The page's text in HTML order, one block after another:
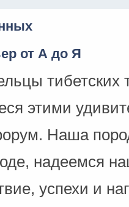
от А до Я
этими
Наша
надеемся
успехи и